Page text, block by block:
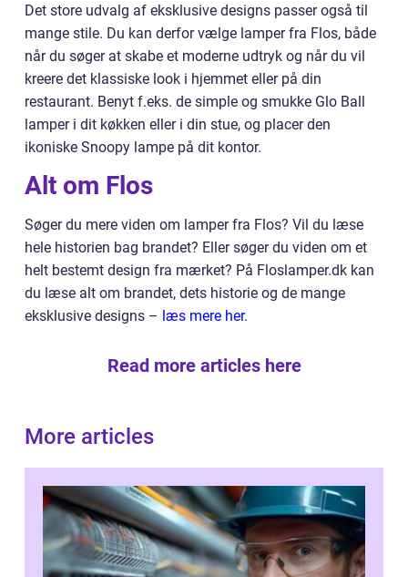
Det store udvalg af eksklusive designs passer også til
mange stile. Du kan derfor vælge lamper fra Flos, både
når du søger at skabe et moderne udtryk og når du vil
kreere det klassiske look i hjemmet eller på din
restaurant. Benyt f.eks. de simple og smukke Glo Ball
lamper i dit køkken eller i din stue, og placer den
ikoniske Snoopy lampe på dit kontor.
Alt om Flos
Søger du mere viden om lamper fra Flos? Vil du læse
hele historien bag brandet? Eller søger du viden om et
helt bestemt design fra mærket? På Floslamper.dk kan
du læse alt om brandet, dets historie og de mange
eksklusive designs – læs mere her.
Read more articles here
More articles